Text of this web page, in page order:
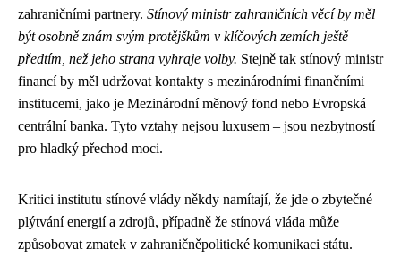
zahraničními partnery. Stínový ministr zahraničních věcí by měl
být osobně znám svým protějškům v klíčových zemích ještě
předtím, než jeho strana vyhraje volby. Stejně tak stínový ministr
financí by měl udržovat kontakty s mezinárodními finančními
institucemi, jako je Mezinárodní měnový fond nebo Evropská
centrální banka. Tyto vztahy nejsou luxusem – jsou nezbytností
pro hladký přechod moci.
Kritici institutu stínové vlády někdy namítají, že jde o zbytečné
plýtvání energií a zdrojů, případně že stínová vláda může
způsobovat zmatek v zahraničněpolitické komunikaci státu.